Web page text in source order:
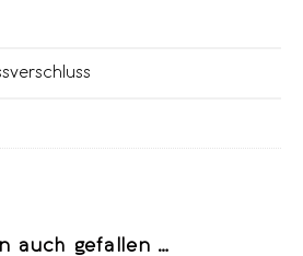
auch gefallen …